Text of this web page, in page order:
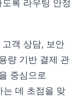
록 라우팅 안정
객 상담, 보안
량 기반 결제 관
중심으로
데 초점을 맞